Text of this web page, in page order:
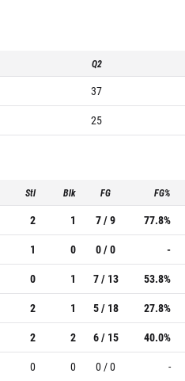
Q2
37
25
Stl Blk FG FG%
2 1 7 / 9 77.8%
1 0 0 / 0 -
0 1 7 / 13 53.8%
2 1 5 / 18 27.8%
2 2 6 / 15 40.0%
0 0 0 / 0 -